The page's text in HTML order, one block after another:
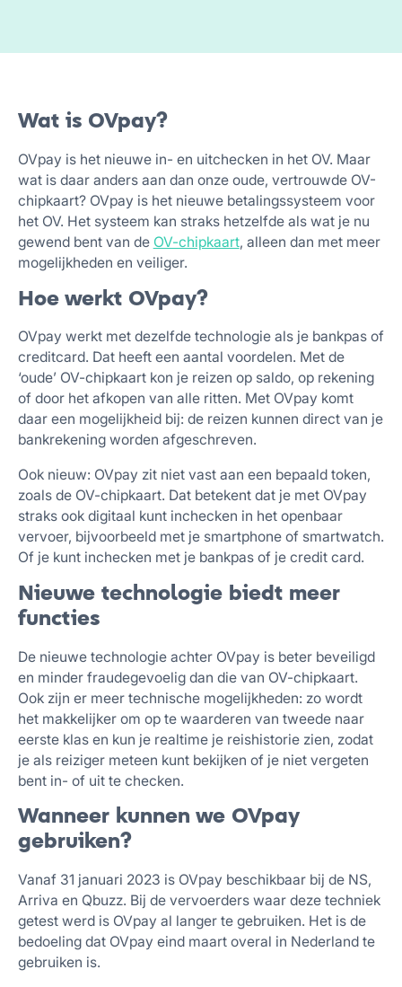
Wat is OVpay?
OVpay is het nieuwe in- en uitchecken in het OV. Maar
wat is daar anders aan dan onze oude, vertrouwde OV-
chipkaart? OVpay is het nieuwe betalingssysteem voor
het OV. Het systeem kan straks hetzelfde als wat je nu
gewend bent van de OV-chipkaart, alleen dan met meer
mogelijkheden en veiliger.
Hoe werkt OVpay?
OVpay werkt met dezelfde technologie als je bankpas of
creditcard. Dat heeft een aantal voordelen. Met de
‘oude’ OV-chipkaart kon je reizen op saldo, op rekening
of door het afkopen van alle ritten. Met OVpay komt
daar een mogelijkheid bij: de reizen kunnen direct van je
bankrekening worden afgeschreven.
Ook nieuw: OVpay zit niet vast aan een bepaald token,
zoals de OV-chipkaart. Dat betekent dat je met OVpay
straks ook digitaal kunt inchecken in het openbaar
vervoer, bijvoorbeeld met je smartphone of smartwatch.
Of je kunt inchecken met je bankpas of je credit card.
Nieuwe technologie biedt meer
functies
De nieuwe technologie achter OVpay is beter beveiligd
en minder fraudegevoelig dan die van OV-chipkaart.
Ook zijn er meer technische mogelijkheden: zo wordt
het makkelijker om op te waarderen van tweede naar
eerste klas en kun je realtime je reishistorie zien, zodat
je als reiziger meteen kunt bekijken of je niet vergeten
bent in- of uit te checken.
Wanneer kunnen we OVpay
gebruiken?
Vanaf 31 januari 2023 is OVpay beschikbaar bij de NS,
Arriva en Qbuzz. Bij de vervoerders waar deze techniek
getest werd is OVpay al langer te gebruiken. Het is de
bedoeling dat OVpay eind maart overal in Nederland te
gebruiken is.